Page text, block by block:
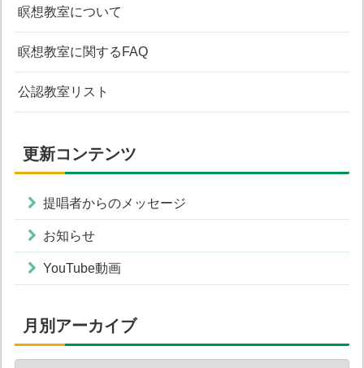
瞑想教室について
瞑想教室に関するFAQ
公認教室リスト
更新コンテンツ
提唱者からのメッセージ
お知らせ
YouTube動画
月別アーカイブ